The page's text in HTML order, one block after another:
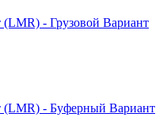
- Грузовой Вариант
- Буферный Вариант